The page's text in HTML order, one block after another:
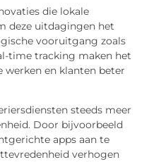
die lokale
deze uitdagingen het
vooruitgang zoals
time tracking maken het
en klanten beter
steeds meer
Door bijvoorbeeld
apps aan te
verhogen